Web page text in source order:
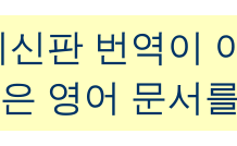
판 번역이
영어 문서